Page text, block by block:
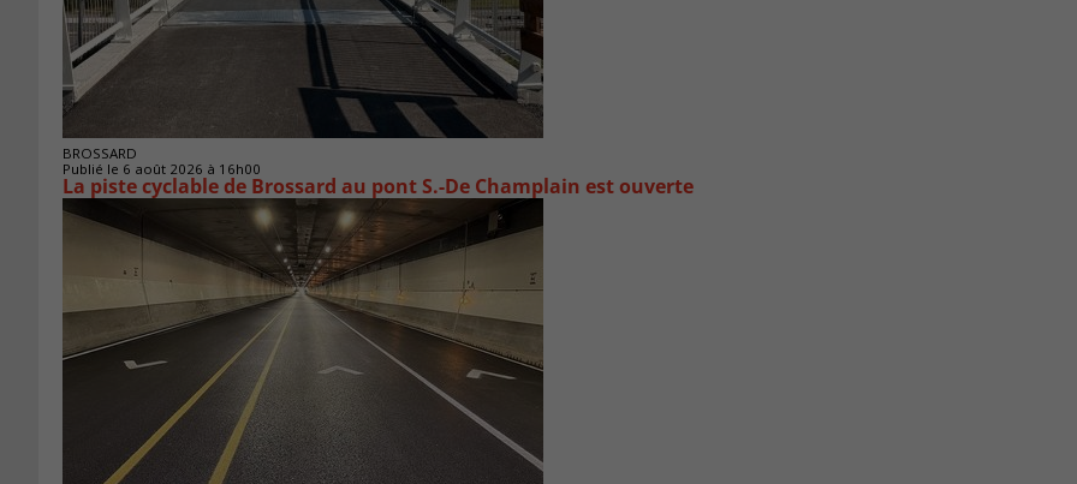
BROSSARD
Publié le 6 août 2026 à 16h00
La piste cyclable de Brossard au pont S.-De Champlain est ouverte